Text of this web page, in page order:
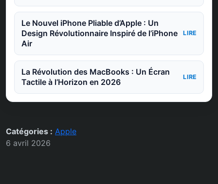
Le Nouvel iPhone Pliable d’Apple : Un
Design Révolutionnaire Inspiré de l’iPhone
Air
LIRE
La Révolution des MacBooks : Un Écran
Tactile à l’Horizon en 2026
LIRE
Catégories : Apple
6 avril 2026